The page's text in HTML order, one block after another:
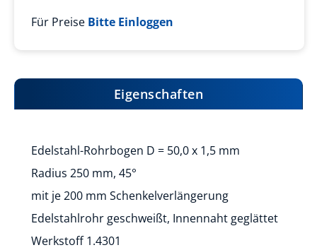
Für Preise Bitte Einloggen
Eigenschaften
Edelstahl-Rohrbogen D = 50,0 x 1,5 mm
Radius 250 mm, 45°
mit je 200 mm Schenkelverlängerung
Edelstahlrohr geschweißt, Innennaht geglättet
Werkstoff 1.4301